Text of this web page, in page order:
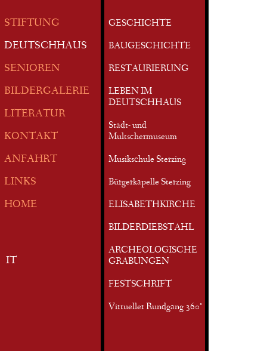
STIFTUNG
DEUTSCHHAUS
SENIOREN
BILDERGALERIE
LITERATUR
KONTAKT
ANFAHRT
LINKS
HOME
IT
GESCHICHTE
BAUGESCHICHTE
RESTAURIERUNG
LEBEN IM
DEUTSCHHAUS
Stadt- und
Multschermuseum
Musikschule Sterzing
Bürgerkapelle Sterzing
ELISABETHKIRCHE
BILDERDIEBSTAHL
ARCHEOLOGISCHE
GRABUNGEN
FESTSCHRIFT
Virtueller Rundgang 360°